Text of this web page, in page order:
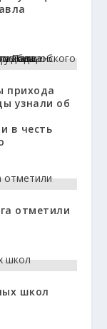
прихода
узнали об
в честь
отметили
школ